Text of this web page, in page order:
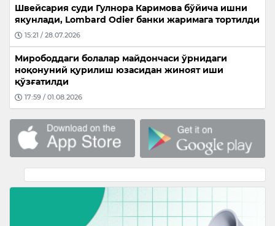
Швейсария суди Гулнора Каримова бўйича ишни
якунлади, Lombard Odier банки жаримага тортилди
15:21 / 28.07.2026
Мирободдаги болалар майдончаси ўрнидаги
ноқонуний қурилиш юзасидан жиноят иши
қўзғатилди
17:59 / 01.08.2026